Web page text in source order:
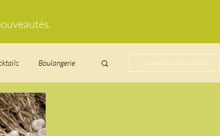
Boulangerie Connexion/Inscription